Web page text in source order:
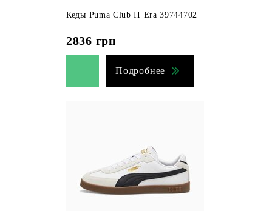
Кеды Puma Club II Era 39744702
2836 грн
Подробнее